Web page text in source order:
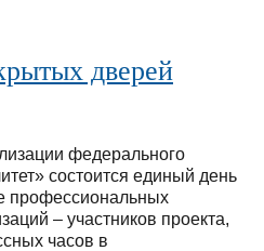
дверей
федерального
состоится единый день
профессиональных
– участников проекта,
часов в